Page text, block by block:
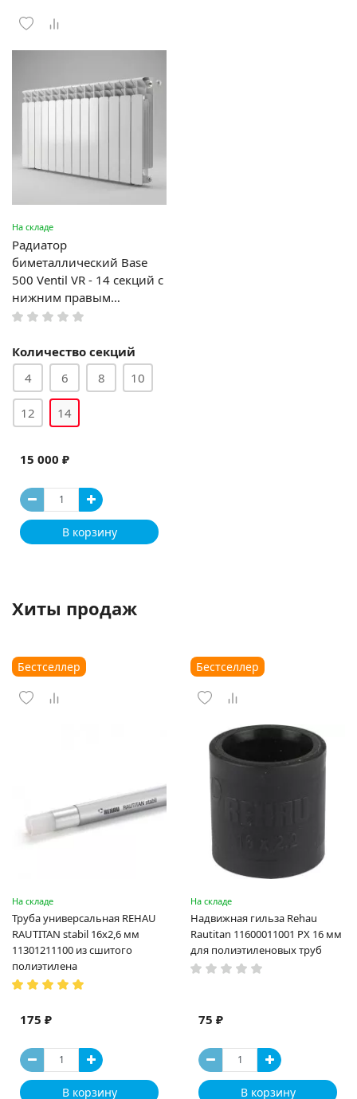
На складе
Радиатор
биметаллический Base
500 Ventil VR - 14 секций c
нижним правым
подключением R-BA-500-
Количество секций
4
6 8 10
12 14
15 000 ₽
В корзину
Хиты продаж
Бестселлер
На складе
Труба универсальная REHAU
RAUTITAN stabil 16х2,6 мм
11301211100 из сшитого
полиэтилена
175 ₽
В корзину
Бестселлер
На складе
Надвижная гильза Rehau
Rautitan 11600011001 PX 16 мм
для полиэтиленовых труб
75 ₽
В корзину